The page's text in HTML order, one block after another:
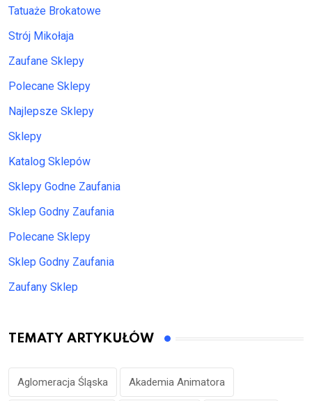
Tatuaże Brokatowe
Strój Mikołaja
Zaufane Sklepy
Polecane Sklepy
Najlepsze Sklepy
Sklepy
Katalog Sklepów
Sklepy Godne Zaufania
Sklep Godny Zaufania
Polecane Sklepy
Sklep Godny Zaufania
Zaufany Sklep
TEMATY ARTYKUŁÓW
Aglomeracja Śląska Akademia Animatora